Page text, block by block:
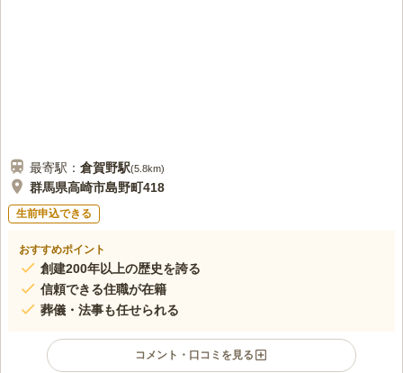
最寄駅： 倉賀野駅(5.8km)
群馬県高崎市島野町418
生前申込できる
おすすめポイント
創建200年以上の歴史を誇る
信頼できる住職が在籍
葬儀・法事も任せられる
コメント・口コミを見る